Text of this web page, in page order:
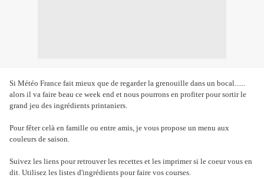
Si Météo France fait mieux que de regarder la grenouille dans un bocal......
alors il va faire beau ce week end et nous pourrons en profiter pour sortir le
grand jeu des ingrédients printaniers.
Pour fêter celà en famille ou entre amis, je vous propose un menu aux
couleurs de saison.
Suivez les liens pour retrouver les recettes et les imprimer si le coeur vous en
dit. Utilisez les listes d'ingrédients pour faire vos courses.